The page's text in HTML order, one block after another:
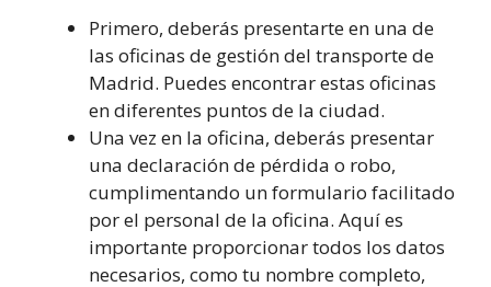
Primero, deberás presentarte en una de
las oficinas de gestión del transporte de
Madrid. Puedes encontrar estas oficinas
en diferentes puntos de la ciudad.
Una vez en la oficina, deberás presentar
una declaración de pérdida o robo,
cumplimentando un formulario facilitado
por el personal de la oficina. Aquí es
importante proporcionar todos los datos
necesarios, como tu nombre completo,